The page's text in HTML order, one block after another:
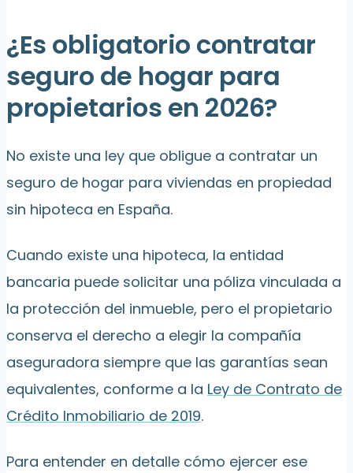
¿Es obligatorio contratar
seguro de hogar para
propietarios en 2026?
No existe una ley que obligue a contratar un
seguro de hogar para viviendas en propiedad
sin hipoteca en España.
Cuando existe una hipoteca, la entidad
bancaria puede solicitar una póliza vinculada a
la protección del inmueble, pero el propietario
conserva el derecho a elegir la compañía
aseguradora siempre que las garantías sean
equivalentes, conforme a la Ley de Contrato de
Crédito Inmobiliario de 2019.
Para entender en detalle cómo ejercer ese